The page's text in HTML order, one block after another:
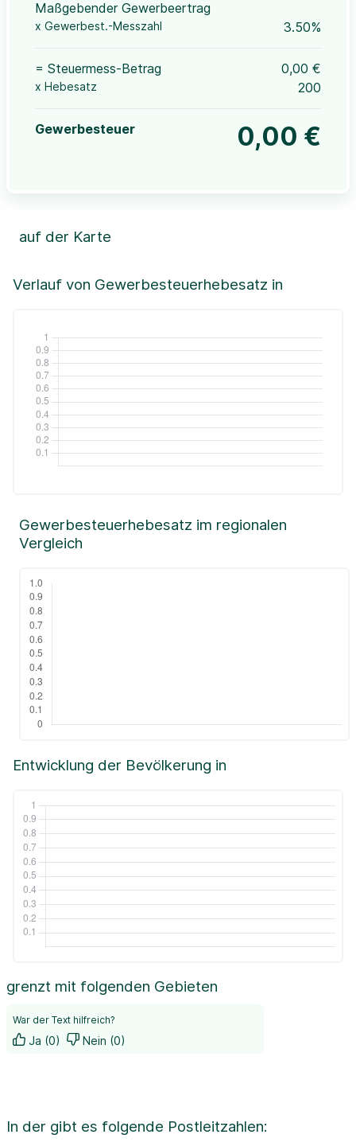
Maßgebender Gewerbeertrag
x Gewerbest.-Messzahl 3.50%
= Steuermess-Betrag 0,00 €
x Hebesatz 200
Gewerbesteuer 0,00 €
Verlauf von Gewerbesteuerhebesatz in
auf der Karte
+
Leaflet|©OpenStreetMap, ©CartoDB,
Entwicklung der Bevölkerung in
Gewerbesteuerhebesatz im regionalen
Vergleich
grenzt mit folgenden Gebieten
War der Text hilfreich?
Ja (0) Nein (0)
In der gibt es folgende Postleitzahlen: